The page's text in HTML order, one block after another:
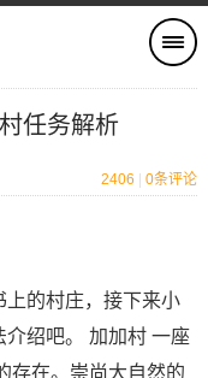
任务解析
2406 0条评论
的村庄，接下来小
绍吧。 加加村 一座
存在。崇尚大自然的